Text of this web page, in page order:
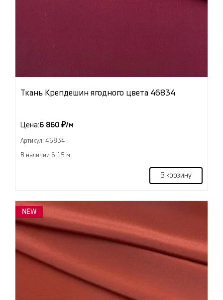
Ткань Крепдешин ягодного цвета 46834
Цена:6 860 ₽/м
Артикул: 46834
В наличии 6.15 м
В корзину
NEW